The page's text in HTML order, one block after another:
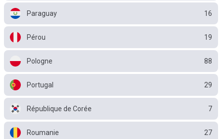
Paraguay 16
Pérou 19
Pologne 88
Portugal 29
République de Corée 7
Roumanie 27